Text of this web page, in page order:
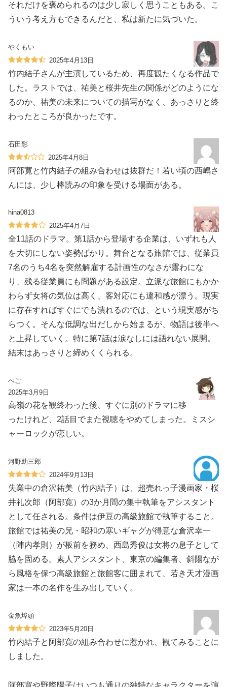
それだけを褒められるのは少し寂しく思うこともある。こ
ういう考え方もできるんだと、私は新たに気づいた。
やくもい
2025年4月13日
竹内結子さんが主演しているため、再度観たくなる作品で
した。ラストでは、祐美と桜井先生の関係がどのようにな
るのか、祐美の未来についての描写がなく、あっさりと終
わったところが良かったです。
石田彰
2025年4月8日
阿部寛と竹内結子の組み合わせは抜群だ！若い頃の西嶋さ
んには、少し棒読みの印象を受ける場面がある。
hina0813
2025年4月7日
全11話のドラマ。第1話から登場する企業は、いずれも人
を大切にしない姿勢ばかり。舞台となる旅館では、従業員
7名のうち4名を突然解雇する計画性のなさが露わにな
り、残る従業員にも問題がある設定。立派な旅館にもかか
わらず女将の気位は高く、客対応にも違和感が漂う。現実
に存在すればすぐにでも潰れるのでは、という現実感がち
らつく。そんな低調な出だしから始まるが、物語は後半へ
と上昇していく。特に第7話は涙なしには語れない展開。
結末はあっさりと締めくくられる。
ぺご
2025年3月9日
高嶺の花を観終わった後、すぐに別のドラマに移
ったけれど、2話目でまた視聴をやめてしまった。ミスシ
ャーロックが恋しい。
河野助三郎
2024年9月13日
失業中の倉沢祐美（竹内結子）は、超売れっ子漫画家・桜
井礼次郎（阿部寛）の3か月間の集中執筆をアシスタント
として任される。条件は伊豆の高級旅館で執筆すること。
旅館では祐美の兄・昭和の寒いギャグが得意な倉沢幸一
（陣内孝則）が板前を務め、西島秀俊は女将の息子として
脇を固める。素人アシスタント、東京の編集者、斜陽なが
ら風格を保つ高級旅館と旅館客に囲まれて、若き天才漫画
家は一本の名作を生み出していく。
金魚埠頭
2023年5月20日
竹内結子と阿部寛の組み合わせに惹かれ、観てみることに
しました。
阿部寛や野際陽子はいつも通りの独特なキャラクターを演